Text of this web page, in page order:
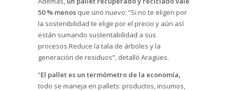
50 % menos que uno nuevo: “Si no te eligen por
la sostenibilidad te elige por el precio y aún así
están sumando sustentabilidad a sus
procesos.Reduce la tala de árboles y la
generación de residuos”, detalló Aragües.
“El pallet es un termómetro de la economía,
todo se maneja en pallets: productos, insumos,